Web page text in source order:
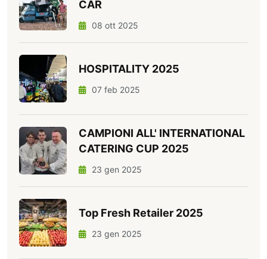
CAR
08 ott 2025
HOSPITALITY 2025
07 feb 2025
CAMPIONI ALL' INTERNATIONAL
CATERING CUP 2025
23 gen 2025
Top Fresh Retailer 2025
23 gen 2025